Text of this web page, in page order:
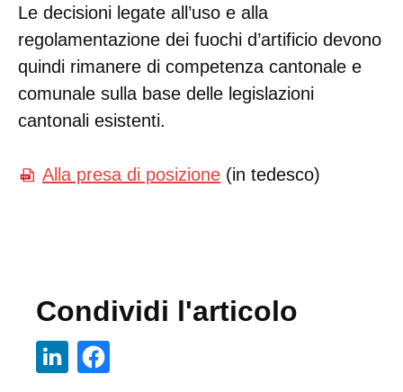
Le decisioni legate all’uso e alla
regolamentazione dei fuochi d’artificio devono
quindi rimanere di competenza cantonale e
comunale sulla base delle legislazioni
cantonali esistenti.
Alla presa di posizione (in tedesco)
Condividi l'articolo